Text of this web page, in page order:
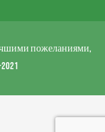
пожеланиями,